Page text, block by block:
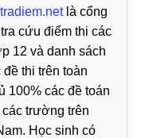
tradiem.netlà cổng
cứu điểm thi các
12 và danh sách
thi trên toàn
100% các đề toán
các trường trên
Học sinh có